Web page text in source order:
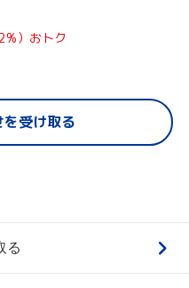
）おトク
受け取る
る